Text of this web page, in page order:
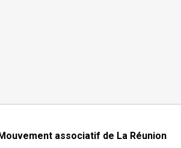
associatif de La Réunion